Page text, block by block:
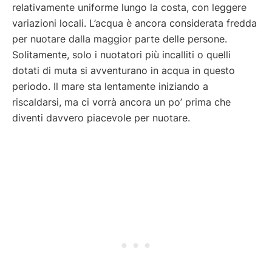
relativamente uniforme lungo la costa, con leggere
variazioni locali. L’acqua è ancora considerata fredda
per nuotare dalla maggior parte delle persone.
Solitamente, solo i nuotatori più incalliti o quelli
dotati di muta si avventurano in acqua in questo
periodo. Il mare sta lentamente iniziando a
riscaldarsi, ma ci vorrà ancora un po’ prima che
diventi davvero piacevole per nuotare.